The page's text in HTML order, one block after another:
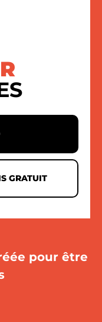
GRATUIT
pour être